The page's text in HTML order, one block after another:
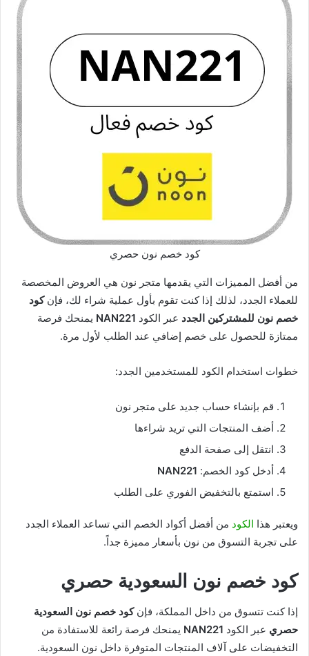
كود خصم نون حصري
من أفضل المميزات التي يقدمها متجر نون هي العروض المخصصة
للعملاء الجدد، لذلك إذا كنت تقوم بأول عملية شراء لك، فإنكود
خصم نون للمشتركين الجدد عبر الكود NAN221 يمنحك فرصة
ممتازة للحصول على خصم إضافي عند الطلب لأول مرة.
خطوات استخدام الكود للمستخدمين الجدد:
قم بإنشاء حساب جديد على متجر نون
أضف المنتجات التي تريد شراءها
انتقل إلى صفحة الدفع
أدخل كود الخصم: NAN221
استمتع بالتخفيض الفوري على الطلب
ويعتبر هذا الكود من أفضل أكواد الخصم التي تساعد العملاء الجدد
على تجربة التسوق من نون بأسعار مميزة جداً.
كود خصم نون السعودية حصري
إذا كنت تتسوق من داخل المملكة، فإنكود خصم نون السعودية
حصري عبر الكود NAN221 يمنحك فرصة رائعة للاستفادة من
التخفيضات على آلاف المنتجات المتوفرة داخل نون السعودية.